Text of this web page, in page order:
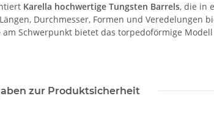
Karella hochwertige Tungsten Barrels, die in
Durchmesser, Formen und
am Schwerpunkt bietet das torpedoförmige Modell
zur Produktsicherheit